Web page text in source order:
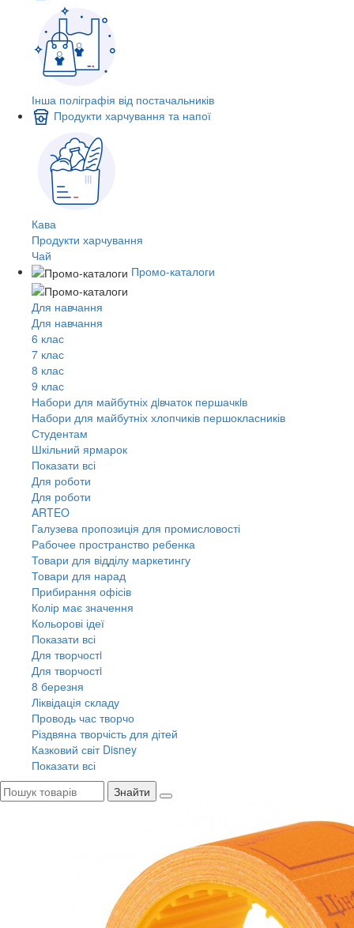
Інша поліграфія від постачальників
Продукти харчування та напої
Кава
Продукти харчування
Чай
Промо-каталоги
Для навчання
Для навчання
6 клас
7 клас
8 клас
9 клас
Набори для майбутніх дiвчаток першачкiв
Набори для майбутніх хлопчиків першокласників
Студентам
Шкільний ярмарок
Показати всі
Для роботи
Для роботи
ARTEO
Галузева пропозиція для промисловості
Рабочее пространство ребенка
Товари для відділу маркетингу
Товари для нарад
Прибирання офісів
Колір має значення
Кольорові ідеї
Показати всі
Для творчостi
Для творчостi
8 березня
Ліквідація складу
Проводь час творчо
Різдвяна творчість для дітей
Казковий світ Disney
Показати всі
Знайти